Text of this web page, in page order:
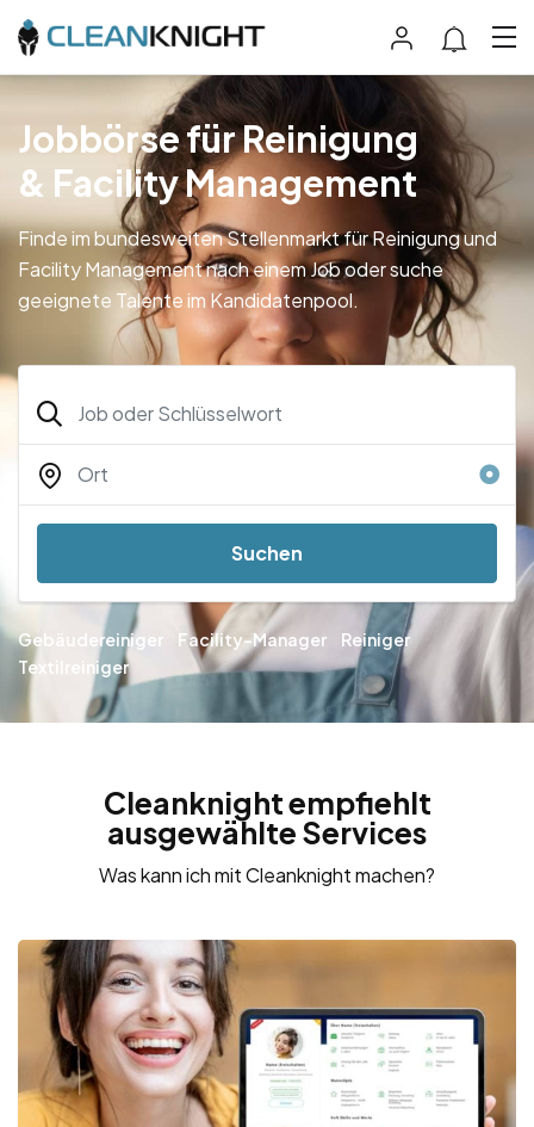
Jobbörse für Reinigung
& Facility Management
Finde im bundesweiten Stellenmarkt für Reinigung und
Facility Management nach einem Job oder suche
geeignete Talente im Kandidatenpool.
Suchen
Gebäudereiniger Facility-Manager
Reiniger
Textilreiniger
Cleanknight empfiehlt
ausgewählte Services
Was kann ich mit Cleanknight machen?